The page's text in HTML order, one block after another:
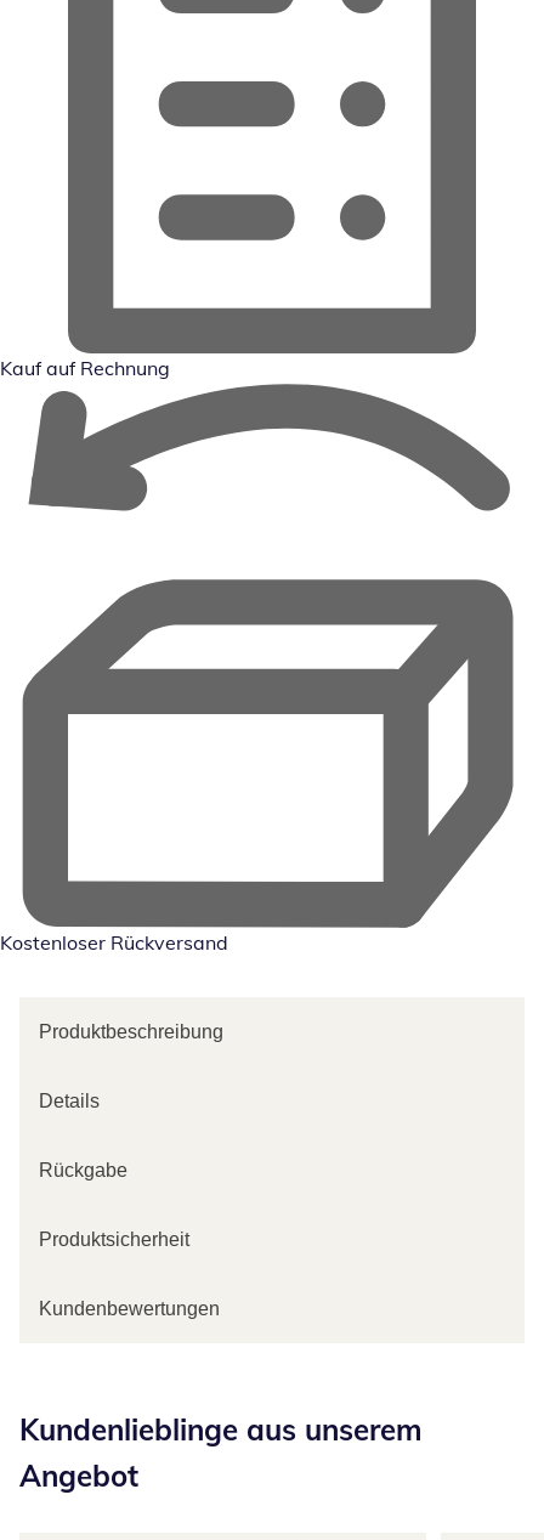
Kauf auf Rechnung
Kostenloser Rückversand
Produktbeschreibung
Details
Rückgabe
Produktsicherheit
Kundenbewertungen
Kundenlieblinge aus unserem
Angebot